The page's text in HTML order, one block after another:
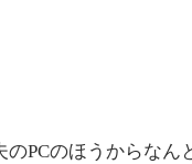
PCのほうからなん